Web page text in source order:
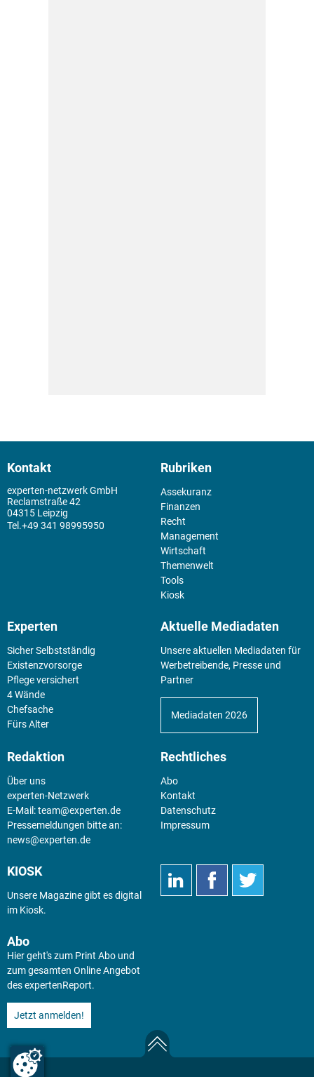
Kontakt
experten-netzwerk GmbH
Reclamstraße 42
04315 Leipzig
+49 341 98995950
Rubriken
Assekuranz
Finanzen
Recht
Management
Wirtschaft
Themenwelt
Tools
Kiosk
Experten
Sicher Selbstständig
Existenz­vorsorge
Pflege versichert
4 Wände
Chefsache
Fürs Alter
Aktuelle Mediadaten
Unsere aktuellen Mediadaten für
Werbetreibende, Presse und
Partner
Mediadaten 2026
Redaktion
Über uns
experten-Netzwerk
E-Mail:team@experten.de
Pressemeldungen bitte an:
news@experten.de
Rechtliches
Abo
Kontakt
Datenschutz
Impressum
KIOSK
Unsere Magazine gibt es digital
im Kiosk.
Abo
Hier geht's zum Print Abo und
zum gesamten Online Angebot
des expertenReport.
Jetzt anmelden!